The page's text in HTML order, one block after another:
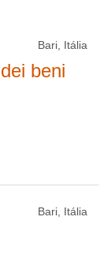
Bari, Itália
beni
Bari, Itália